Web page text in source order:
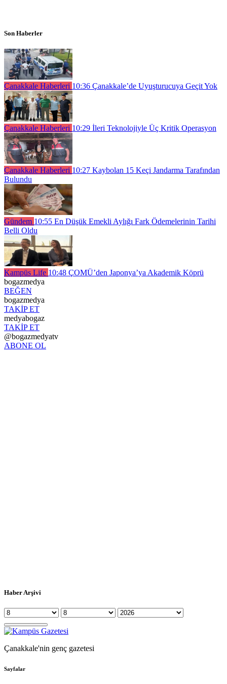
Son Haberler
Çanakkale Haberleri 10:36 Çanakkale’de Uyuşturucuya Geçit Yok
Çanakkale Haberleri 10:29 İleri Teknolojiyle Üç Kritik Operasyon
Çanakkale Haberleri 10:27 Kaybolan 15 Keçi Jandarma Tarafından
Bulundu
Gündem 10:55 En Düşük Emekli Aylığı Fark Ödemelerinin Tarihi
Belli Oldu
Kampüs Life 10:48 ÇOMÜ’den Japonya’ya Akademik Köprü
bogazmedya
BEĞEN
bogazmedya
TAKİP ET
medyabogaz
TAKİP ET
@bogazmedyatv
ABONE OL
Haber Arşivi
Çanakkale'nin genç gazetesi
Sayfalar